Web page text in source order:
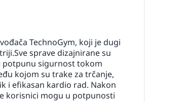
TechnoGym, koji je dugi
sprave dizajnirane su
potpunu sigurnost tokom
kojom su trake za trčanje,
i efikasan kardio rad. Nakon
korisnici mogu u potpunosti